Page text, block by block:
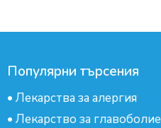
Популярни търсения
• Лекарства за алергия
• Лекарство за главоболие